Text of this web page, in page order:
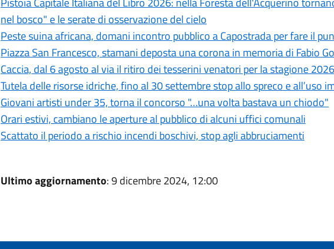
nel bosco" e le serate di osservazione del cielo
Peste suina africana, domani incontro pubblico a Capostrada per fare il
Piazza San Francesco, stamani deposta una corona in memoria di Fabio
Caccia, dal 6 agosto al via il ritiro dei tesserini venatori per la stagione
Tutela delle risorse idriche, fino al 30 settembre stop allo spreco e all’uso
Giovani artisti under 35, torna il concorso "…una volta bastava un chiodo"
Orari estivi, cambiano le aperture al pubblico di alcuni uffici comunali
Scattato il periodo a rischio incendi boschivi, stop agli abbruciamenti
Ultimo aggiornamento: 9 dicembre 2024, 12:00